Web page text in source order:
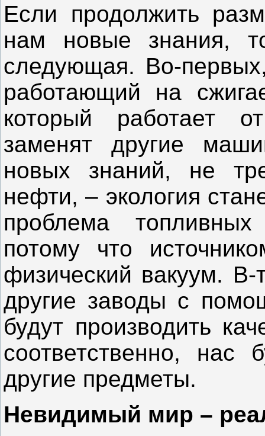
Если продолжить
нам новые знания,
следующая. Во-
работающий на
который работает
заменят другие
новых знаний, не
нефти, – экология
проблема
потому что
физический вакуум. В-
другие заводы с
будут производить
соответственно, нас
другие предметы.
Невидимый мир –